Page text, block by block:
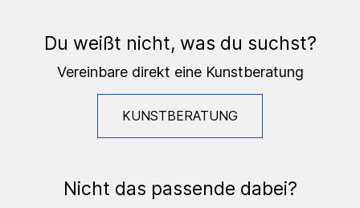
Du weißt nicht, was du suchst?
Vereinbare direkt eine Kunstberatung
KUNSTBERATUNG
Nicht das passende dabei?